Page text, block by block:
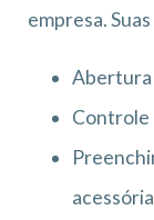
empresa.
Abertura
Controle